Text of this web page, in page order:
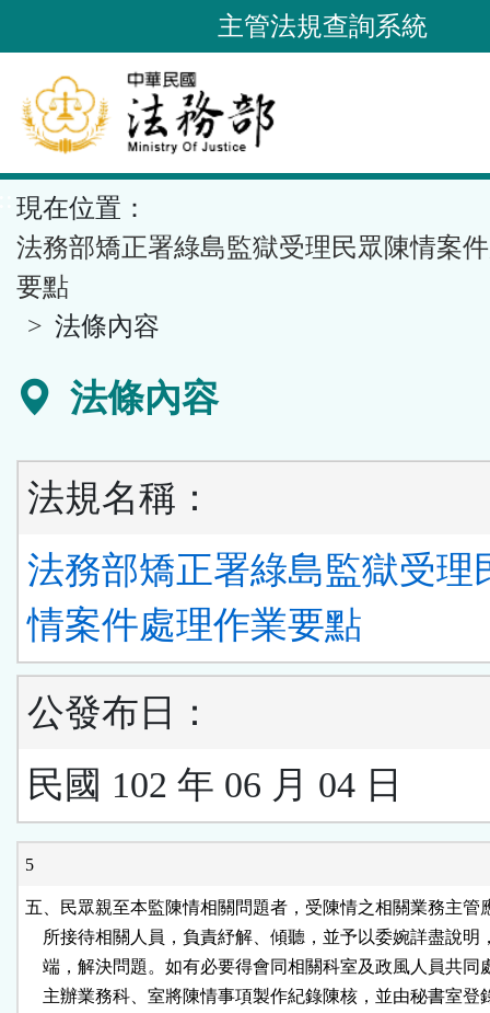
到
要
內
容
區
塊
主管法規查詢系統
現在位置：
法務部矯正署綠島監獄受理民眾陳情案
要點
法條內容
法條內容
法規名稱：
法務部矯正署綠島監獄受理
情案件處理作業要點
公發布日：
民國 102 年 06 月 04 日
5
五、民眾親至本監陳情相關問題者，受陳情之相關業務主管
所接待相關人員，負責紓解、傾聽，並予以委婉詳盡說明
端，解決問題。如有必要得會同相關科室及政風人員共同
主辦業務科、室將陳情事項製作紀錄陳核，並由秘書室登